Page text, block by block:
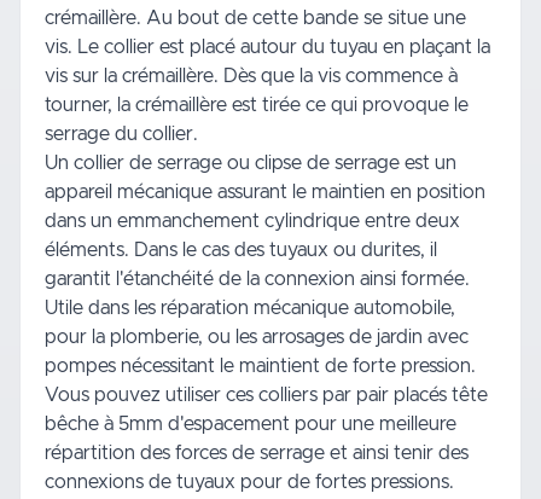
crémaillère. Au bout de cette bande se situe une
vis. Le collier est placé autour du tuyau en plaçant la
vis sur la crémaillère. Dès que la vis commence à
tourner, la crémaillère est tirée ce qui provoque le
serrage du collier.
Un collier de serrage ou clipse de serrage est un
appareil mécanique assurant le maintien en position
dans un emmanchement cylindrique entre deux
éléments. Dans le cas des tuyaux ou durites, il
garantit l'étanchéité de la connexion ainsi formée.
Utile dans les réparation mécanique automobile,
pour la plomberie, ou les arrosages de jardin avec
pompes nécessitant le maintient de forte pression.
Vous pouvez utiliser ces colliers par pair placés tête
bêche à 5mm d'espacement pour une meilleure
répartition des forces de serrage et ainsi tenir des
connexions de tuyaux pour de fortes pressions.